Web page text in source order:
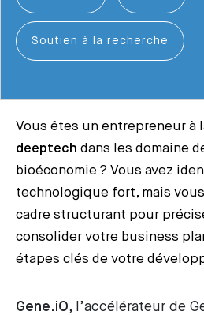
Soutien à la recherche
Vous êtes un entrepreneur à
deeptech dans les domaine
bioéconomie ? Vous avez
technologique fort, mais
cadre structurant pour
consolider votre business
étapes clés de votre
Gene.iO, l’accélérateur de